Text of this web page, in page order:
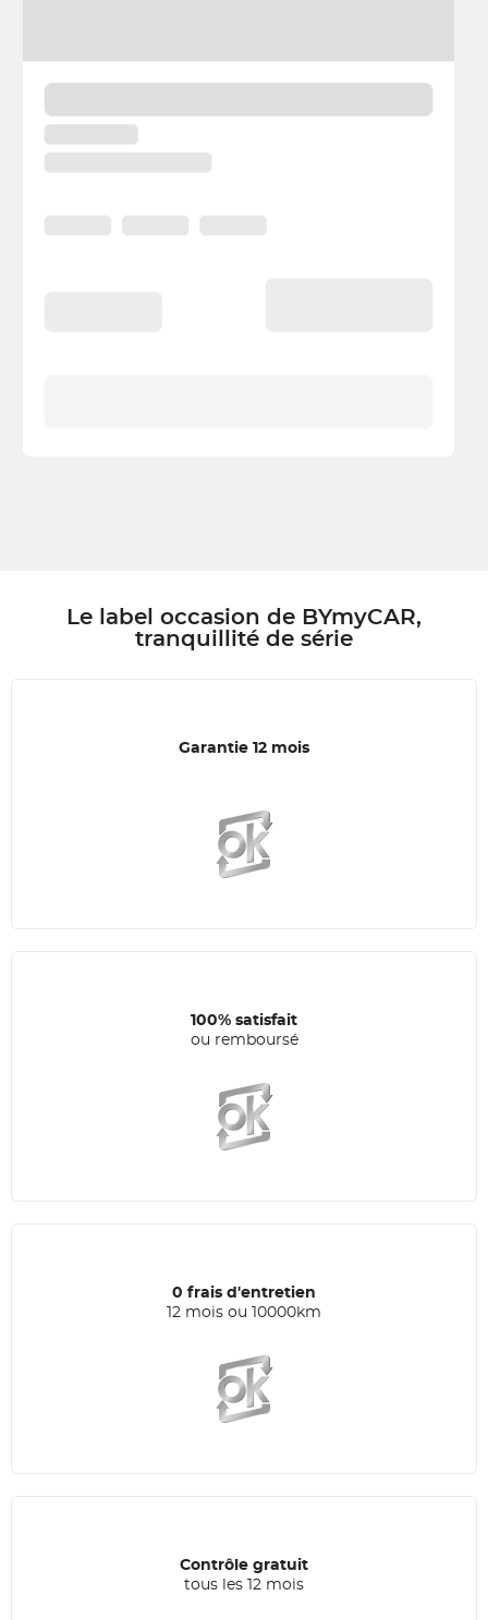
Le label occasion de BYmyCAR,
tranquillité de série
Garantie 12 mois
100% satisfait
ou remboursé
0 frais d'entretien
12 mois ou 10000km
Contrôle gratuit
tous les 12 mois